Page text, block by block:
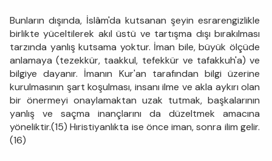
Bunların dışında, İslâm'da kutsanan şeyin esrarengizlikle
birlikte yüceltilerek akıl üstü ve tartışma dışı bırakılması
tarzında yanlış kutsama yoktur. İman bile, büyük ölçüde
anlamaya (tezekkür, taakkul, tefekkür ve tafakkuh'a) ve
bilgiye dayanır. İmanın Kur'an tarafından bilgi üzerine
kurulmasının şart koşulması, insanı ilme ve akla aykırı olan
bir önermeyi onaylamaktan uzak tutmak, başkalarının
yanlış ve saçma inançlarını da düzeltmek amacına
yöneliktir.(15) Hıristiyanlıkta ise önce iman, sonra ilim gelir.
(16)